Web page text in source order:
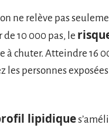
ne relève pas
10 000 pas, le
à chuter. Atteindre 16
les personnes
lipidique